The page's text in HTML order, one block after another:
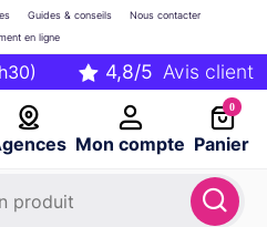
Mon compte
Guides & conseils
Nous contacter
en ligne
0
Panier